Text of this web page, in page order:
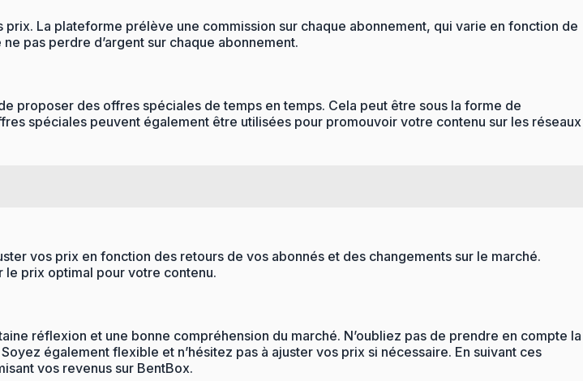
La plateforme prélève une commission sur chaque abonnement, qui varie en fonction de
pas perdre d’argent sur chaque abonnement.
proposer des offres spéciales de temps en temps. Cela peut être sous la forme de
spéciales peuvent également être utilisées pour promouvoir votre contenu sur les réseaux
vos prix en fonction des retours de vos abonnés et des changements sur le marché.
le prix optimal pour votre contenu.
réflexion et une bonne compréhension du marché. N’oubliez pas de prendre en compte la
également flexible et n’hésitez pas à ajuster vos prix si nécessaire. En suivant ces
vos revenus sur BentBox.